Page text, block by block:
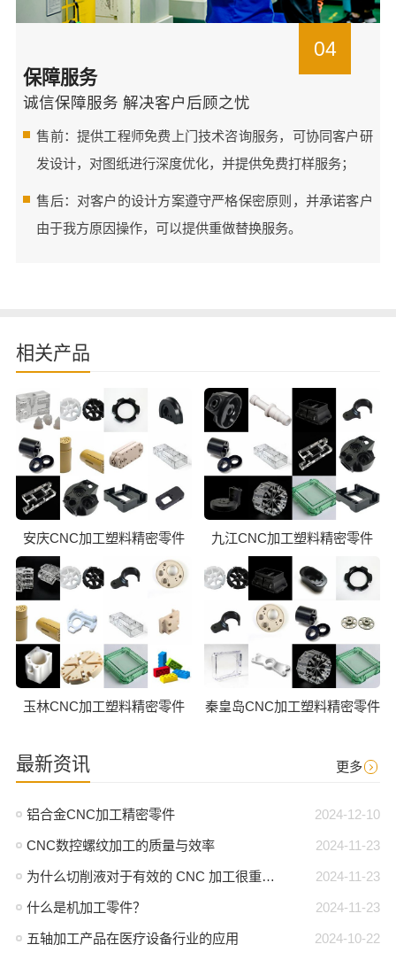
04
保障服务
诚信保障服务 解决客户后顾之忧
售前：提供工程师免费上门技术咨询服务，可协同客户研
发设计，对图纸进行深度优化，并提供免费打样服务；
售后：对客户的设计方案遵守严格保密原则，并承诺客户
由于我方原因操作，可以提供重做替换服务。
相关产品
安庆CNC加工塑料精密零件 九江CNC加工塑料精密零件
玉林CNC加工塑料精密零件 秦皇岛CNC加工塑料精密零件
最新资讯 更多
2024-12-10
铝合金CNC加工精密零件
2024-11-23
CNC数控螺纹加工的质量与效率
2024-11-23
为什么切削液对于有效的 CNC 加工很重要？
2024-11-23
什么是机加工零件？
2024-10-22
五轴加工产品在医疗设备行业的应用